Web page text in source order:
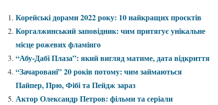
Корейські дорами 2022 року: 10 найкращих проєктів
Коргалжинський заповідник: чим притягує унікальне
місце рожевих фламінго
“Абу-Дабі Плаза”: який вигляд матиме, дата відкриття
“Зачаровані” 20 років потому: чим займаються
Пайпер, Прю, Фібі та Пейдж зараз
Актор Олександр Петров: фільми та серіали